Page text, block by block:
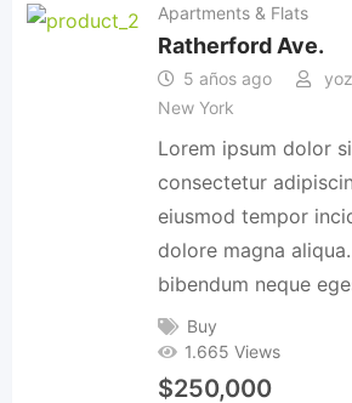
Apartments & Flats
Ratherford Ave.
5 años ago
New York
Lorem ipsum dolor
consectetur
eiusmod tempor
dolore magna
bibendum neque
Buy
1.665 Views
$250,000